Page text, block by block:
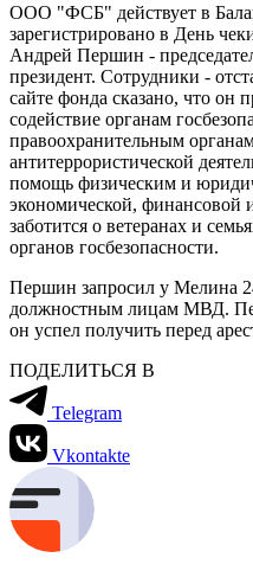
ООО "ФСБ" действует в
зарегистрировано в День
Андрей Першин -
президент. Сотрудники -
сайте фонда сказано, что он
содействие органам
правоохранительным
антитеррористической
помощь физическим и
экономической, финансовой
заботится о ветеранах и
органов госбезопасности.
Першин запросил у Мелина
должностным лицам МВД.
он успел получить перед
ПОДЕЛИТЬСЯ В
Telegram
Vkontakte